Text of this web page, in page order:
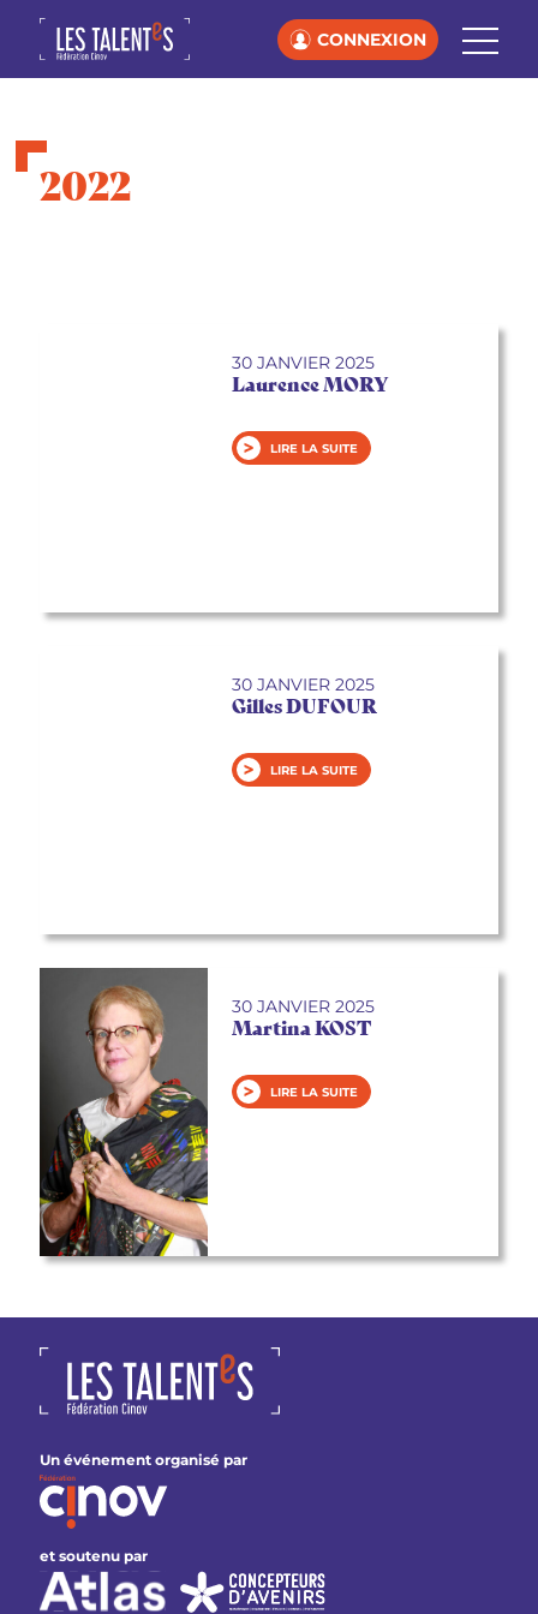
CONNEXION
2022
30 JANVIER 2025
Laurence MORY
LIRE LA SUITE
30 JANVIER 2025
Gilles DUFOUR
LIRE LA SUITE
30 JANVIER 2025
Martina KOST
LIRE LA SUITE
Un événement organisé par
et soutenu par